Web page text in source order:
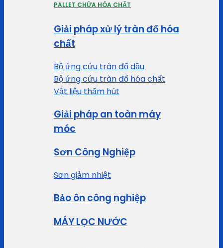
PALLET CHỨA HÓA CHẤT
Giải pháp xử lý tràn đổ hóa
chất
Bộ ứng cứu tràn đổ dầu
Bộ ứng cứu tràn đổ hóa chất
Vật liệu thấm hút
Giải pháp an toàn máy
móc
Sơn Công Nghiệp
Sơn giảm nhiệt
Bảo ôn công nghiệp
MÁY LỌC NƯỚC